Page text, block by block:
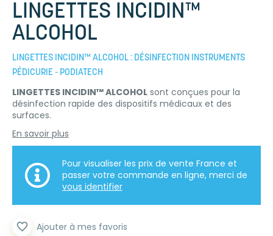
LINGETTES INCIDIN™
ALCOHOL
LINGETTES INCIDIN™ ALCOHOL : DÉSINFECTION INSTRUMENTS
PÉDICURIE - PODIATECH
LINGETTES INCIDIN™ ALCOHOL sont conçues pour la
désinfection rapide des dispositifs médicaux et des
surfaces.
En savoir plus
Pour visualiser les prix de vente France et
passer votre commande en ligne, merci de
vous identifier
favorite_border Ajouter à mes favoris